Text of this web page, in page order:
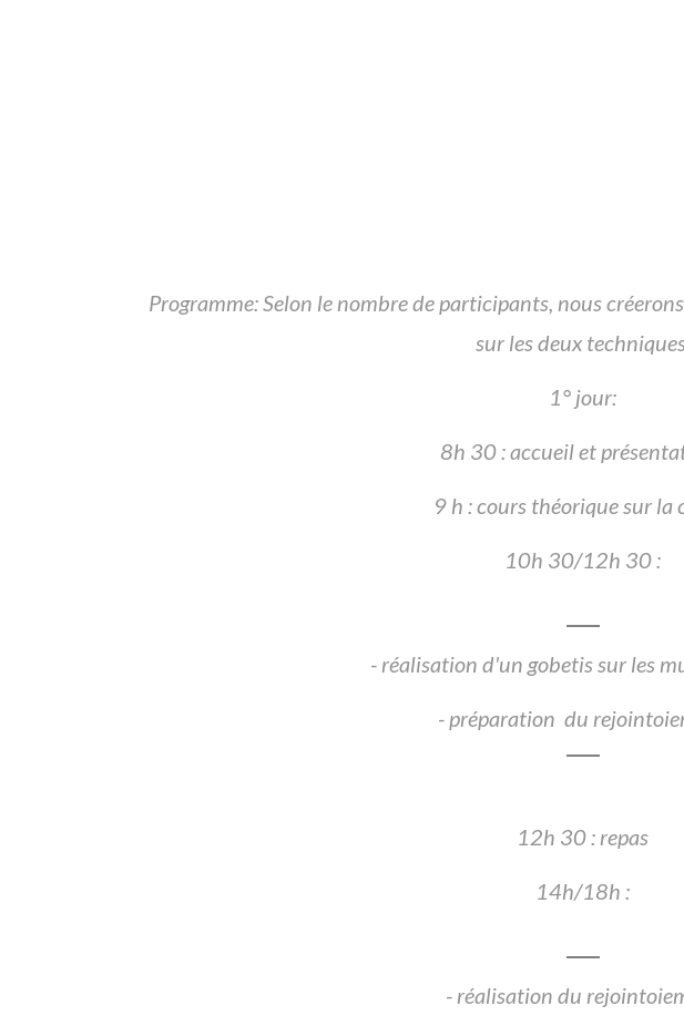
Programme: Selon le nombre de participants, nous
sur les deux
1° jour:
8h 30 : accueil et
9 h : cours théorique sur la
10h 30/12h 30 :
- réalisation d'un gobetis sur les
- préparation du
12h 30 : repas
14h/18h :
- réalisation du